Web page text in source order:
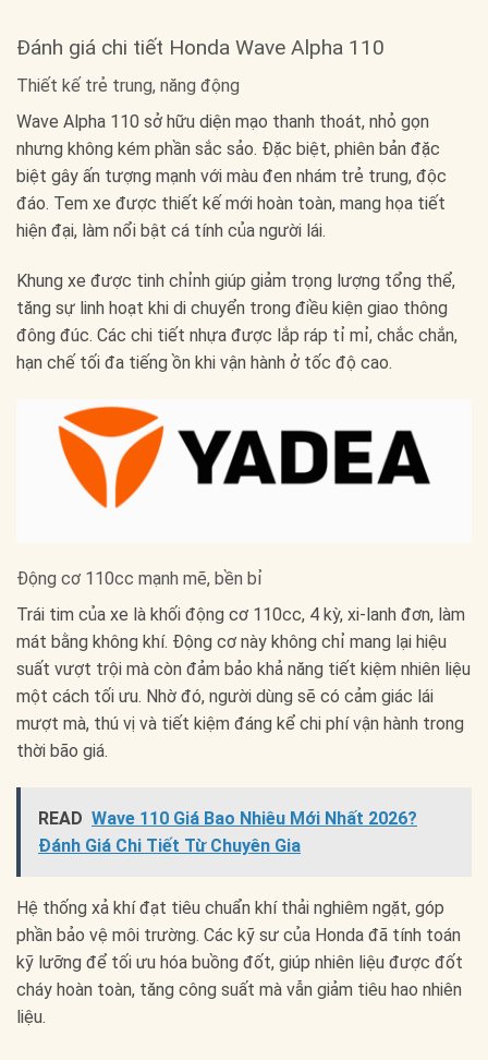
Đánh giá chi tiết Honda Wave Alpha 110
Thiết kế trẻ trung, năng động
Wave Alpha 110 sở hữu diện mạo thanh thoát, nhỏ gọn
nhưng không kém phần sắc sảo. Đặc biệt, phiên bản đặc
biệt gây ấn tượng mạnh với màu đen nhám trẻ trung, độc
đáo. Tem xe được thiết kế mới hoàn toàn, mang họa tiết
hiện đại, làm nổi bật cá tính của người lái.
Khung xe được tinh chỉnh giúp giảm trọng lượng tổng thể,
tăng sự linh hoạt khi di chuyển trong điều kiện giao thông
đông đúc. Các chi tiết nhựa được lắp ráp tỉ mỉ, chắc chắn,
hạn chế tối đa tiếng ồn khi vận hành ở tốc độ cao.
Động cơ 110cc mạnh mẽ, bền bỉ
Trái tim của xe là khối động cơ 110cc, 4 kỳ, xi-lanh đơn, làm
mát bằng không khí. Động cơ này không chỉ mang lại hiệu
suất vượt trội mà còn đảm bảo khả năng tiết kiệm nhiên liệu
một cách tối ưu. Nhờ đó, người dùng sẽ có cảm giác lái
mượt mà, thú vị và tiết kiệm đáng kể chi phí vận hành trong
thời bão giá.
READ Wave 110 Giá Bao Nhiêu Mới Nhất 2026?
Đánh Giá Chi Tiết Từ Chuyên Gia
Hệ thống xả khí đạt tiêu chuẩn khí thải nghiêm ngặt, góp
phần bảo vệ môi trường. Các kỹ sư của Honda đã tính toán
kỹ lưỡng để tối ưu hóa buồng đốt, giúp nhiên liệu được đốt
cháy hoàn toàn, tăng công suất mà vẫn giảm tiêu hao nhiên
liệu.